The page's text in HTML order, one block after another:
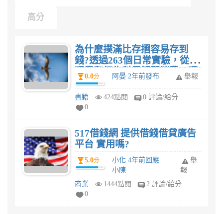
高分
為什麼撲滿比存摺容易存到
錢?透過263個日常實驗，從心
理學和行為科學解開消費、理
財和借貸行為的真相，學會聰
明用錢!心得感想?
0.0分 阿晏 2年前發布 舉報
書籍 424點閱
0 評論/給分
0
517借錢網 提供借錢借貸廣告
平台 實用嗎?
5.0分
小化 4年前回應
小陳
舉
報
商業
1444點閱
2 評論/給分
0